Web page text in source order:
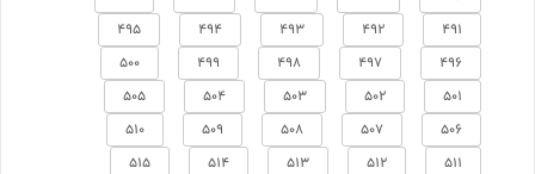
491
492
493
494
495
496
497
498
499
500
501
502
503
504
505
506
507
508
509
510
511
512
513
514
515